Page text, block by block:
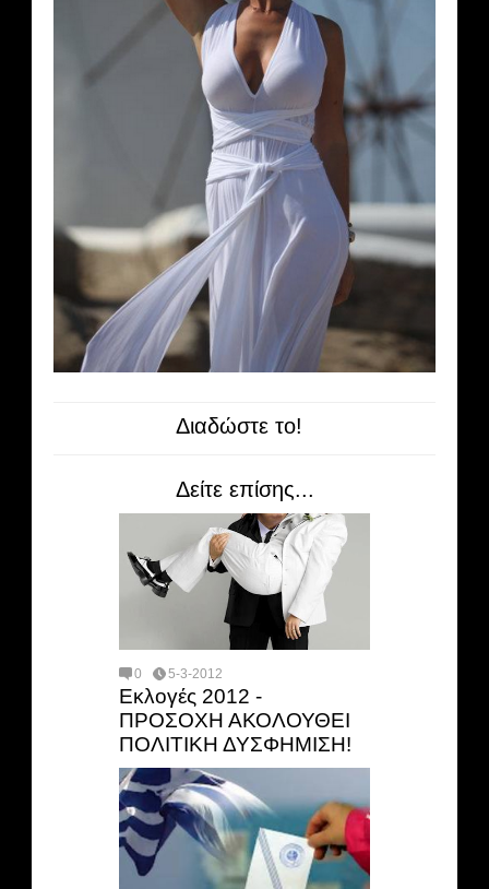
Διαδώστε το!
Δείτε επίσης...
0 5-3-2012
Εκλογές 2012 -
ΠΡΟΣΟΧΗ ΑΚΟΛΟΥΘΕΙ
ΠΟΛΙΤΙΚΗ ΔΥΣΦΗΜΙΣΗ!